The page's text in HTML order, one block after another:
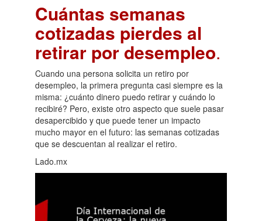
Cuántas semanas
cotizadas pierdes al
retirar por desempleo.
Cuando una persona solicita un retiro por
desempleo, la primera pregunta casi siempre es la
misma: ¿cuánto dinero puedo retirar y cuándo lo
recibiré? Pero, existe otro aspecto que suele pasar
desapercibido y que puede tener un impacto
mucho mayor en el futuro: las semanas cotizadas
que se descuentan al realizar el retiro.
Lado.mx